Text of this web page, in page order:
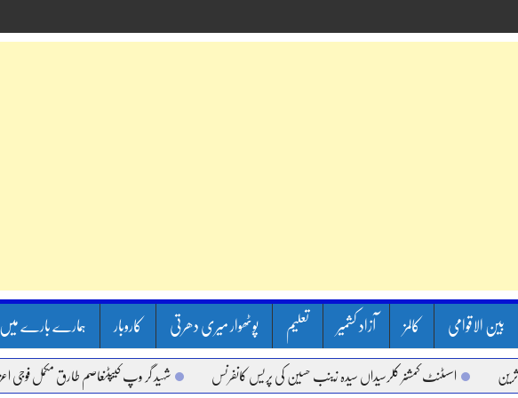
بین الاقوامی کالمز آزاد کشمیر تعلیم پوٹھوار میری دھرتی کاروبار ہمارے بارے
اسسٹنٹ کمشنر کلرسیداں سیدہ زینب حسین کی پریس کانفرنس شہید گر وپ کیپٹنعاصم طارق مکمل فوجی اعزاز کے